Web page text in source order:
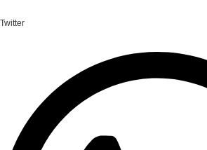
Twitter